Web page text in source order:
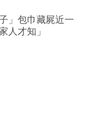
」包巾藏屍近一
才知」